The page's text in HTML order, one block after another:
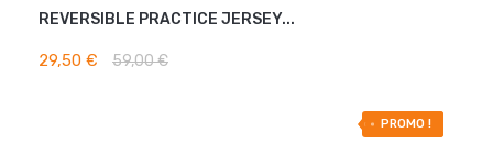
REVERSIBLE PRACTICE JERSEY...
29,50 € 59,00 €
-50% OFF
PROMO !